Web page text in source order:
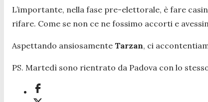
L’importante, nella fase pre-elettorale, è fare
rifare. Come se non ce ne fossimo accorti e
Aspettando ansiosamente Tarzan, ci
PS. Martedì sono rientrato da Padova con lo